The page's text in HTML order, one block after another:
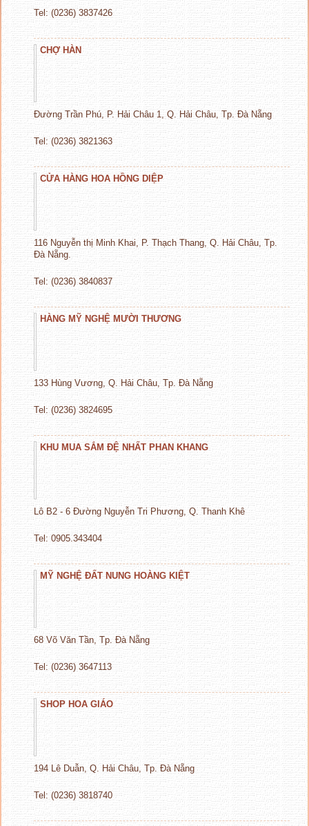
Tel: (0236) 3837426
CHỢ HÀN
Đường Trần Phú, P. Hải Châu 1, Q. Hải Châu, Tp. Đà Nẵng
Tel: (0236) 3821363
CỬA HÀNG HOA HỒNG DIỆP
116 Nguyễn thị Minh Khai, P. Thạch Thang, Q. Hải Châu, Tp.
Đà Nẵng.
Tel: (0236) 3840837
HÀNG MỸ NGHỆ MƯỜI THƯƠNG
133 Hùng Vương, Q. Hải Châu, Tp. Đà Nẵng
Tel: (0236) 3824695
KHU MUA SẮM ĐỆ NHẤT PHAN KHANG
Lô B2 - 6 Đường Nguyễn Tri Phương, Q. Thanh Khê
Tel: 0905.343404
MỸ NGHỆ ĐẤT NUNG HOÀNG KIỆT
68 Võ Văn Tần, Tp. Đà Nẵng
Tel: (0236) 3647113
SHOP HOA GIÁO
194 Lê Duẫn, Q. Hải Châu, Tp. Đà Nẵng
Tel: (0236) 3818740